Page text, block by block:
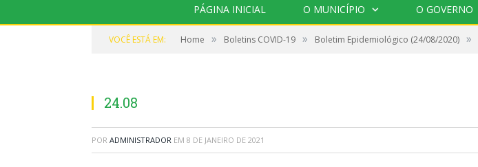
PÁGINA INICIAL O MUNICÍPIO O GOVERNO
VOCÊ ESTÁ EM: Home » Boletins COVID-19 » Boletim Epidemiológico (24/08/2020) »
24.08
POR ADMINISTRADOR EM 8 DE JANEIRO DE 2021